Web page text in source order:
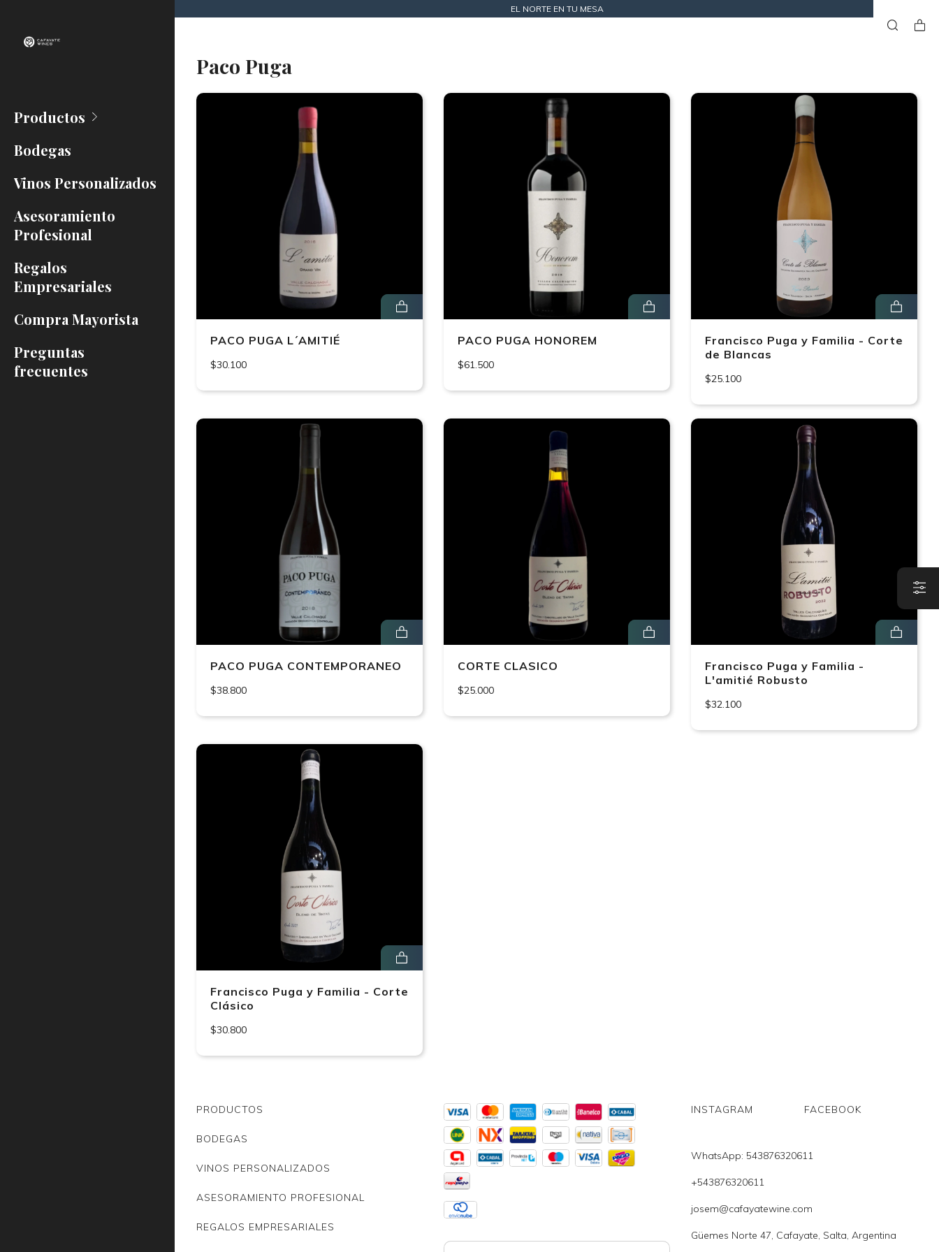
Productos
Bodegas
Vinos Personalizados
Asesoramiento
Profesional
Regalos
Empresariales
Compra Mayorista
Preguntas
frecuentes
EL NORTE EN TU MESA
Paco Puga
PACO PUGA L´AMITIÉ
$30.100
PACO PUGA HONOREM
$61.500
Francisco Puga y Familia - Corte
de Blancas
$25.100
PACO PUGA CONTEMPORANEO
$38.800
CORTE CLASICO
$25.000
Francisco Puga y Familia -
L'amitié Robusto
$32.100
Francisco Puga y Familia - Corte
Clásico
$30.800
PRODUCTOS
BODEGAS
VINOS PERSONALIZADOS
ASESORAMIENTO PROFESIONAL
REGALOS EMPRESARIALES
INSTAGRAM FACEBOOK
WhatsApp: 543876320611
+543876320611
josem@cafayatewine.com
Güemes Norte 47, Cafayate, Salta, Argentina